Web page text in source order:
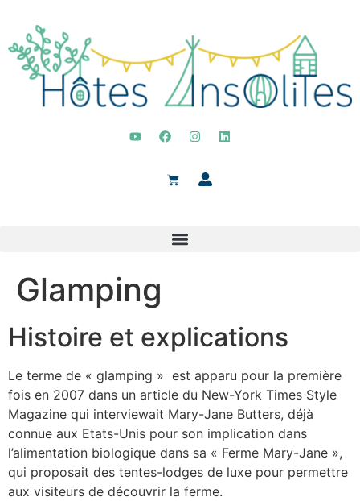
Glamping
Histoire et explications
Le terme de « glamping » est apparu pour la première
fois en 2007 dans un article du New-York Times Style
Magazine qui interviewait Mary-Jane Butters, déjà
connue aux Etats-Unis pour son implication dans
l’alimentation biologique dans sa « Ferme Mary-Jane »,
qui proposait des tentes-lodges de luxe pour permettre
aux visiteurs de découvrir la ferme.